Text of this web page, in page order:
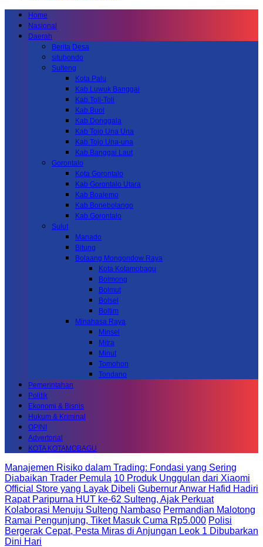
Home
Nasional
Daerah
Berita Desa
situbondo
Sulteng
Kota Palu
Kab.Luwuk Banggai
Kab.Toli-Toli
Kab.Buol
Kab.Donggala
Kab Tojo Una Una
Kab.Tojo Una-una
Kab.Banggai Laut
Gorontalo
Kota Gorontalo
Kab Gorontalo Utara
Kab Boalemo
Kab.Bonebolango
Kab.Gorontalo
Sulut
Manado
Bitung
Bolaang Mongondow Raya
Kota Kotamobagu
Bolmong
Bolmut
Bolsel
Boltim
Minahasa Raya
Minsel
Mitra
Minut
Tomohon
Tondano
Pemerintahan
Politik
Ekonomi & Bisnis
Hukum & Kriminal
OPINI
Advertorial
KOTA KOTAMOBAGU
Manajemen Risiko dalam Trading: Fondasi yang Sering
Diabaikan Trader Pemula 10 Produk Unggulan dari Xiaomi
Official Store yang Layak Dibeli Gubernur Anwar Hafid Hadiri
Rapat Paripurna HUT ke-62 Sulteng, Ajak Perkuat
Kolaborasi Menuju Sulteng Nambaso Permandian Malotong
Ramai Pengunjung, Tiket Masuk Cuma Rp5.000 Polisi
Bergerak Cepat, Pesta Miras di Anjungan Leok 1 Dibubarkan
Dini Hari